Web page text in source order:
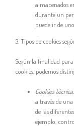
almacenados
durante un
puede ir de
3. Tipos de cookies
Según la finalidad
cookies, podemos
Cookies
a través de
de las
ejemplo,